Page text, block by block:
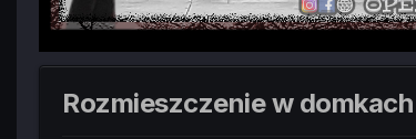
Rozmieszczenie w domkach